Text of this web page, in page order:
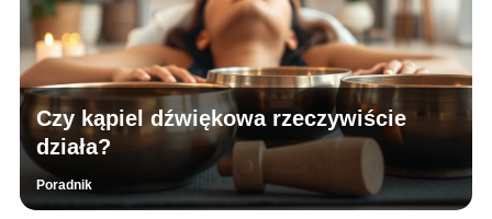
Czy kąpiel dźwiękowa rzeczywiście
działa?
Poradnik